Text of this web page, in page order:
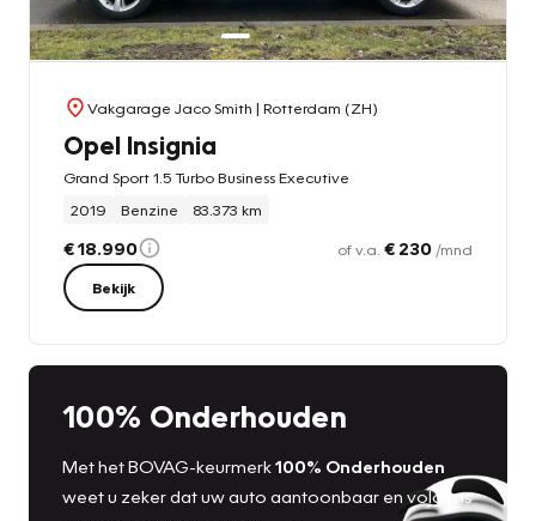
Vakgarage Jaco Smith | Rotterdam (ZH)
Opel Insignia
Grand Sport 1.5 Turbo Business Executive
2019
Benzine 83.373 km
€ 18.990 of v.a. € 230 /mnd
Bekijk
100% Onderhouden
Met het BOVAG-keurmerk100% Onderhouden
weet u zeker dat uw auto aantoonbaar en volgens